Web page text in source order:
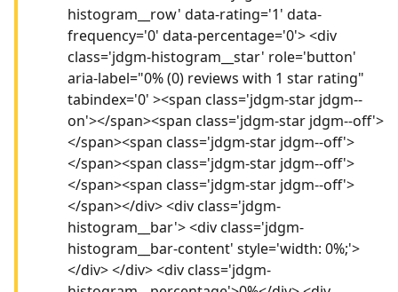
histogram__row' data-rating='1' data-
frequency='0' data-percentage='0'> <div
class='jdgm-histogram__star' role='button'
aria-label="0% (0) reviews with 1 star rating"
tabindex='0' ><span class='jdgm-star jdgm--
on'></span><span class='jdgm-star jdgm--off'>
</span><span class='jdgm-star jdgm--off'>
</span><span class='jdgm-star jdgm--off'>
</span><span class='jdgm-star jdgm--off'>
</span></div> <div class='jdgm-
histogram__bar'> <div class='jdgm-
histogram__bar-content' style='width: 0%;'>
</div> </div> <div class='jdgm-